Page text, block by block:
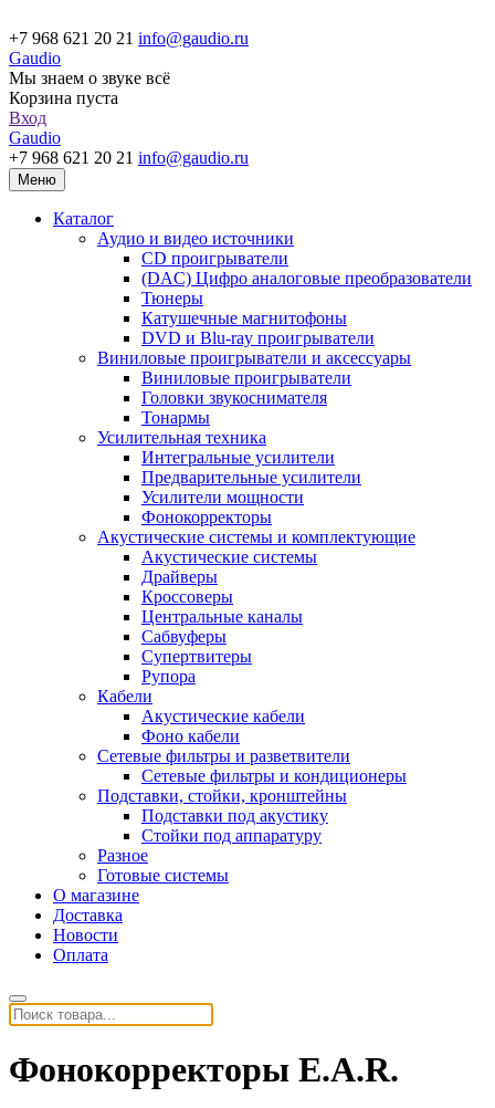
+7 968 621 20 21 info@gaudio.ru
Gaudio
Мы знаем о звуке всё
Корзина пуста
Вход
Gaudio
+7 968 621 20 21 info@gaudio.ru
Меню
Каталог
Аудио и видео источники
CD проигрыватели
(DAC) Цифро аналоговые преобразователи
Тюнеры
Катушечные магнитофоны
DVD и Blu-ray проигрыватели
Виниловые проигрыватели и аксессуары
Виниловые проигрыватели
Головки звукоснимателя
Тонармы
Усилительная техника
Интегральные усилители
Предварительные усилители
Усилители мощности
Фонокорректоры
Акустические системы и комплектующие
Акустические системы
Драйверы
Кроссоверы
Центральные каналы
Сабвуферы
Супертвитеры
Рупора
Кабели
Акустические кабели
Фоно кабели
Сетевые фильтры и разветвители
Сетевые фильтры и кондиционеры
Подставки, стойки, кронштейны
Подставки под акустику
Стойки под аппаратуру
Разное
Готовые системы
О магазине
Доставка
Новости
Оплата
Фонокорректоры E.A.R.